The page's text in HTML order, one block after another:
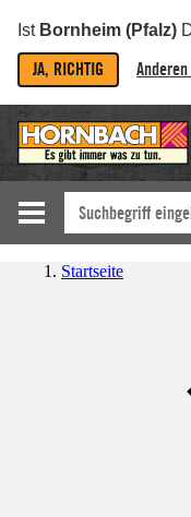
Ist Bornheim (Pfalz)
JA, RICHTIG
Startseite